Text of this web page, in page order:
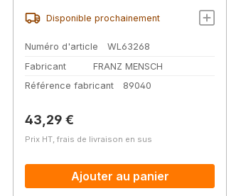
Disponible prochainement
Numéro d'article
WL63268
Fabricant
FRANZ MENSCH
Référence fabricant
89040
Prix régulier :
43,29 €
Prix HT, frais de livraison en sus
Ajouter au panier